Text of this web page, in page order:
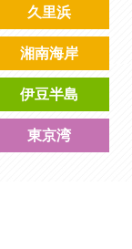
久里浜
湘南海岸
伊豆半島
東京湾